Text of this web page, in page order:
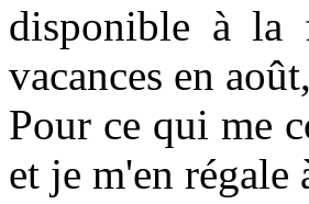
disponible à
vacances en
Pour ce qui me
et je m'en régale